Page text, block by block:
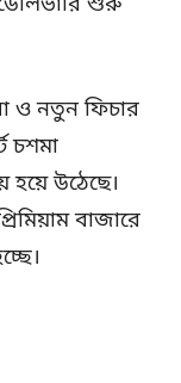
ও নতুন ফিচার
চশমা
উঠেছে।
বাজারে